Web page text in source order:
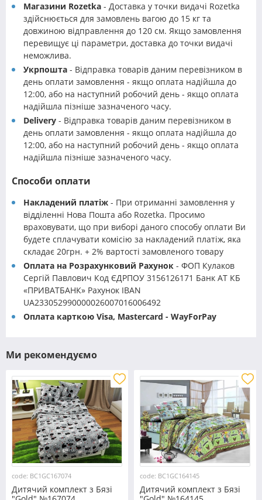
Магазини Rozetka - Доставка у точки видачі Rozetka
здійснюється для замовлень вагою до 15 кг та
довжиною відправлення до 120 см. Якщо замовлення
перевищує ці параметри, доставка до точки видачі
неможлива.
Укрпошта - Відправка товарів даним перевізником в
день оплати замовлення - якщо оплата надійшла до
12:00, або на наступний робочий день - якщо оплата
надійшла пізніше зазначеного часу.
Delivery - Відправка товарів даним перевізником в
день оплати замовлення - якщо оплата надійшла до
12:00, або на наступний робочий день - якщо оплата
надійшла пізніше зазначеного часу.
Способи оплати
Накладений платіж - При отриманні замовлення у
відділенні Нова Пошта або Rozetka. Просимо
враховувати, що при виборі даного способу оплати Ви
будете сплачувати комісію за накладений платіж, яка
складає 20грн. + 2% вартості замовленого товару
Оплата на Розрахунковий Рахунок - ФОП Кулаков
Сергій Павлович Код ЄДРПОУ 3156126171 Банк АТ КБ
«ПРИВАТБАНК» Рахунок IBAN
UA233052990000026007016006492
Оплата карткою Visa, Mastercard - WayForPay
Ми рекомендуємо
code: BC1GC167074
Дитячий комплект з Бязі
code: BC1GC164145
Дитячий комплект з Бязі